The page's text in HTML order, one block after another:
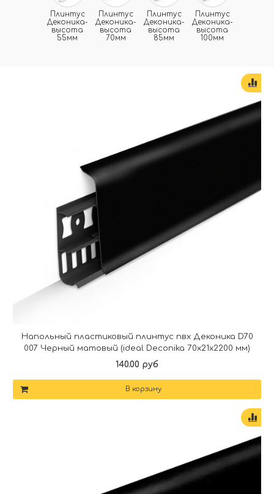
Плинтус
Деконика-
высота
55мм
Плинтус
Деконика-
высота
70мм
Плинтус
Деконика-
высота
85мм
Плинтус
Деконика-
высота
100мм
Напольный пластиковый плинтус пвх Деконика D70
007 Черный матовый (ideal Deconika 70х21х2200 мм)
140.00 руб
В корзину